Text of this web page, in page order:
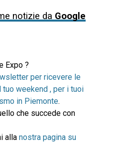
notizie da Google
Expo ?
per ricevere le
weekend , per i tuoi
in Piemonte.
che succede con
alla nostra pagina su